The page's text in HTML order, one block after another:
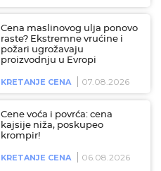
Cena maslinovog ulja ponovo
raste? Ekstremne vrućine i
požari ugrožavaju
proizvodnju u Evropi
KRETANJE CENA 07.08.2026
Cene voća i povrća: cena
kajsije niža, poskupeo
krompir!
KRETANJE CENA 06.08.2026